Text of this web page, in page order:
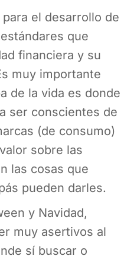
el desarrollo de
que
financiera y su
muy importante
de la vida es donde
ser conscientes de
(de consumo)
sobre las
las cosas que
pueden darles.
y Navidad,
muy asertivos al
sí buscar o